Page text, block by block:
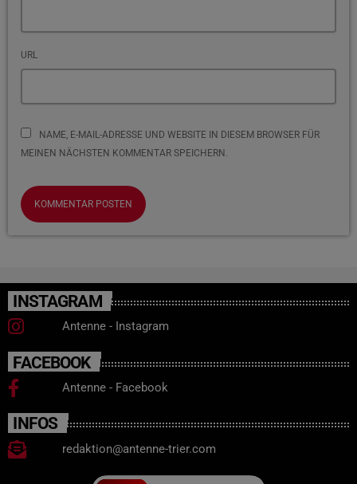
URL
NAME, E-MAIL-ADRESSE UND WEBSITE IN DIESEM BROWSER FÜR
MEINEN NÄCHSTEN KOMMENTAR SPEICHERN.
INSTAGRAM
Antenne - Instagram
FACEBOOK
Antenne - Facebook
INFOS
redaktion@antenne-trier.com